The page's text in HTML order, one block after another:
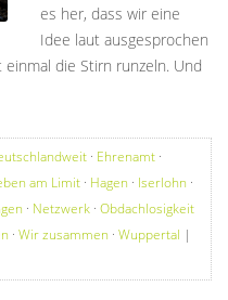
es her, dass wir eine
Idee laut ausgesprochen
die Stirn runzeln. Und
· Ehrenamt ·
am Limit · Hagen · Iserlohn ·
· Netzwerk · Obdachlosigkeit
· Wir zusammen · Wuppertal |